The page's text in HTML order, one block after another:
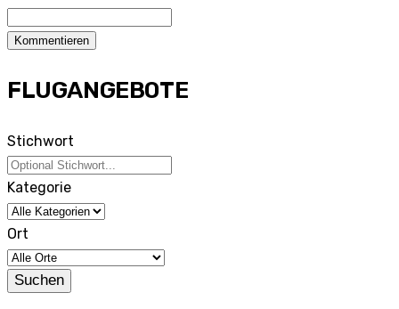
Kommentieren
FLUGANGEBOTE
Stichwort
Kategorie
Ort
Suchen